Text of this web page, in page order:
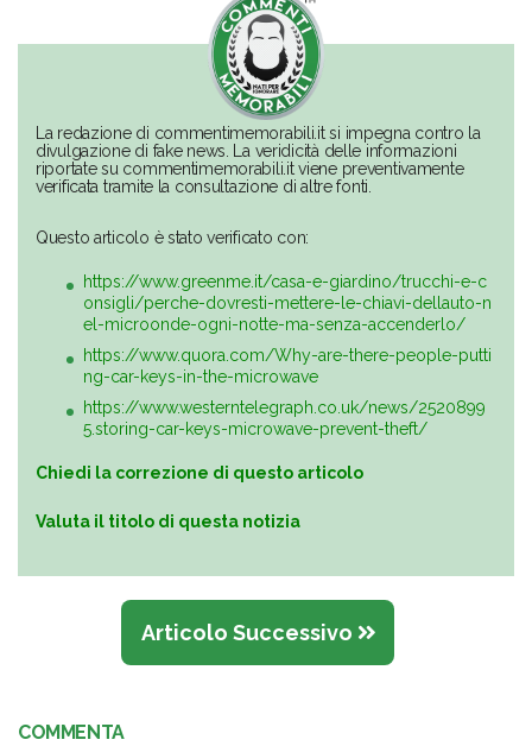
La redazione di commentimemorabili.it si impegna contro la
divulgazione di fake news. La veridicità delle informazioni
riportate su commentimemorabili.it viene preventivamente
verificata tramite la consultazione di altre fonti.
Questo articolo è stato verificato con:
https://www.greenme.it/casa-e-giardino/trucchi-e-c
onsigli/perche-dovresti-mettere-le-chiavi-dellauto-n
el-microonde-ogni-notte-ma-senza-accenderlo/
https://www.quora.com/Why-are-there-people-putti
ng-car-keys-in-the-microwave
https://www.westerntelegraph.co.uk/news/2520899
5.storing-car-keys-microwave-prevent-theft/
Chiedi la correzione di questo articolo
Valuta il titolo di questa notizia
Articolo Successivo
COMMENTA